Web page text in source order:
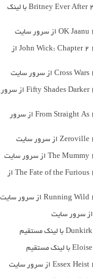
دانلود رایگان مسنتد خارجی Britney Ever After 2017 با لینک
دانلود مستقیم فیلم خارجی John Wick: Chapter 2 2017 از
دانلود مستقیم فیلم خارجی Fifty Shades Darker 2017 از سرور
دانلود مستقیم فیلم خارجی From Straight As 2017 از سرور
دانلود مستقیم فیلم خارجی The Fate of the Furious 2017 از